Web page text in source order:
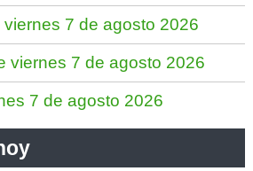
7 de agosto 2026
viernes 7 de agosto 2026
7 de agosto 2026